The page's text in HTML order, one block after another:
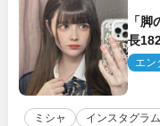
「脚
長
にネ
エン
ミシャ インスタグラム